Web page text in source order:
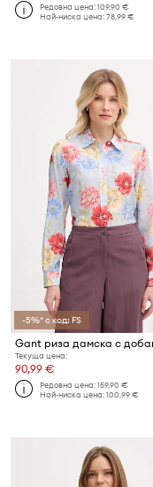
Редовна цена:109,90 €
Най-ниска цена:78,99 €
-5%* с код: FS
Текуща цена:
90,99 €
Редовна цена:159,90 €
Най-ниска цена:100,99 €